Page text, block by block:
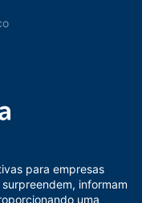
para empresas
informam
uma